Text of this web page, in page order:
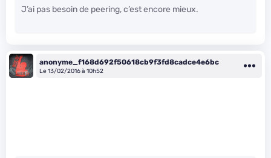
J’ai pas besoin de peering, c’est encore mieux.
anonyme_f168d692f50618cb9f3fd8cadce4e6bc
Le 13/02/2016 à 10h52